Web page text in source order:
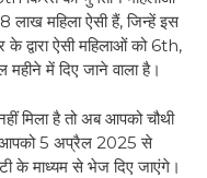
महिला ऐसी हैं, जिन्हें इस
द्वारा ऐसी महिलाओं को 6th,
में दिए जाने वाला है।
मिला है तो अब आपको चौथी
आपको 5 अप्रैल 2025 से
के माध्यम से भेज दिए जाएंगे।